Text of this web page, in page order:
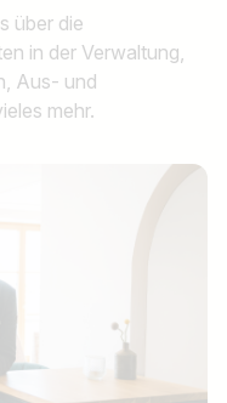
über die
in der Verwaltung,
Aus- und
mehr.